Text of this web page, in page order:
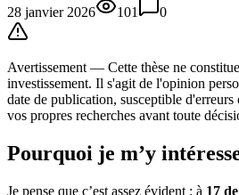
28 janvier 2026
101 0
Avertissement — Cette thèse ne
investissement. Il s'agit de l'opinion
date de publication, susceptible
vos propres recherches avant toute
Pourquoi je m’y
Je pense que c’est assez évident : à 17